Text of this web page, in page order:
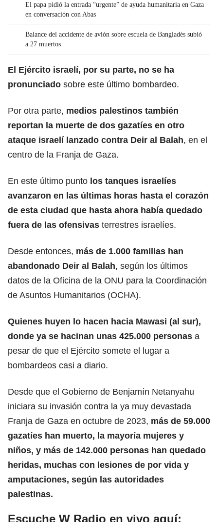
El papa pidió la entrada “urgente” de ayuda humanitaria en Gaza
en conversación con Abas
Balance del accidente de avión sobre escuela de Bangladés subió
a 27 muertos
El Ejército israelí, por su parte, no se ha
pronunciado sobre este último bombardeo.
Por otra parte, medios palestinos también
reportan la muerte de dos gazatíes en otro
ataque israelí lanzado contra Deir al Balah, en el
centro de la Franja de Gaza.
En este último punto los tanques israelíes
avanzaron en las últimas horas hasta el corazón
de esta ciudad que hasta ahora había quedado
fuera de las ofensivas terrestres israelíes.
Desde entonces, más de 1.000 familias han
abandonado Deir al Balah, según los últimos
datos de la Oficina de la ONU para la Coordinación
de Asuntos Humanitarios (OCHA).
Quienes huyen lo hacen hacia Mawasi (al sur),
donde ya se hacinan unas 425.000 personas a
pesar de que el Ejército somete el lugar a
bombardeos casi a diario.
Desde que el Gobierno de Benjamín Netanyahu
iniciara su invasión contra la ya muy devastada
Franja de Gaza en octubre de 2023, más de 59.000
gazatíes han muerto, la mayoría mujeres y
niños, y más de 142.000 personas han quedado
heridas, muchas con lesiones de por vida y
amputaciones, según las autoridades
palestinas.
Escuche W Radio en vivo aquí: